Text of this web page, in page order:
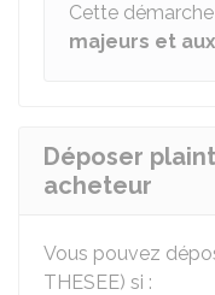
Cette
majeurs et
Déposer
acheteur
Vous pouvez
THESEE) si :